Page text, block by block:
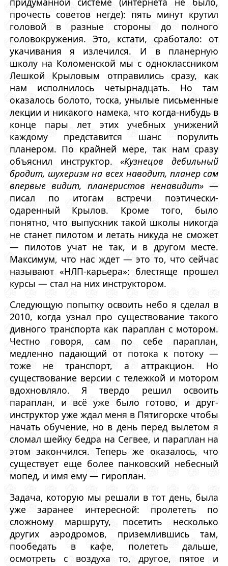
прочесть советов негде): пять минут крутил
головой в разные стороны до полного
головокружения. Это, кстати, сработало: от
укачивания я излечился. И в планерную
школу на Коломенской мы с одноклассником
Лешкой Крыловым отправились сразу, как
нам исполнилось четырнадцать. Но там
оказалось болото, тоска, унылые письменные
лекции и никакого намека, что когда-нибудь в
конце пары лет этих учебных унижений
каждому представится шанс порулить
планером. По крайней мере, так нам сразу
объяснил инструктор.«Кузнецов дебильный
бродит, шухеризм на всех наводит, планер сам
впервые видит, планеристов ненавидит» —
писал по итогам встречи поэтически-
одаренный Крылов. Кроме того, было
понятно, что выпускник такой школы никогда
не станет пилотом и летать никуда не сможет
— пилотов учат не так, и в другом месте.
Максимум, что нас ждет — это то, что сейчас
называют «НЛП-карьера»: блестяще прошел
курсы — стал на них инструктором.
Следующую попытку освоить небо я сделал в
2010, когда узнал про существование такого
дивного транспорта как параплан с мотором.
Честно говоря, сам по себе параплан,
медленно падающий от потока к потоку —
тоже не транспорт, а аттракцион. Но
существование версии с тележкой и мотором
вдохновляло. Я твердо решил освоить
параплан, и всё уже было готово, и друг-
инструктор уже ждал меня в Пятигорске чтобы
начать обучение, но в день перед вылетом я
сломал шейку бедра на Сегвее, и параплан на
этом закончился. Теперь же оказалось, что
существует еще более панковский небесный
мопед, и имя ему — гироплан.
Задача, которую мы решали в тот день, была
уже заранее интересной: пролететь по
сложному маршруту, посетить несколько
других аэродромов, приземлившись там,
пообедать в кафе, полететь дальше,
осмотреть с воздуха то, другое, пятое и